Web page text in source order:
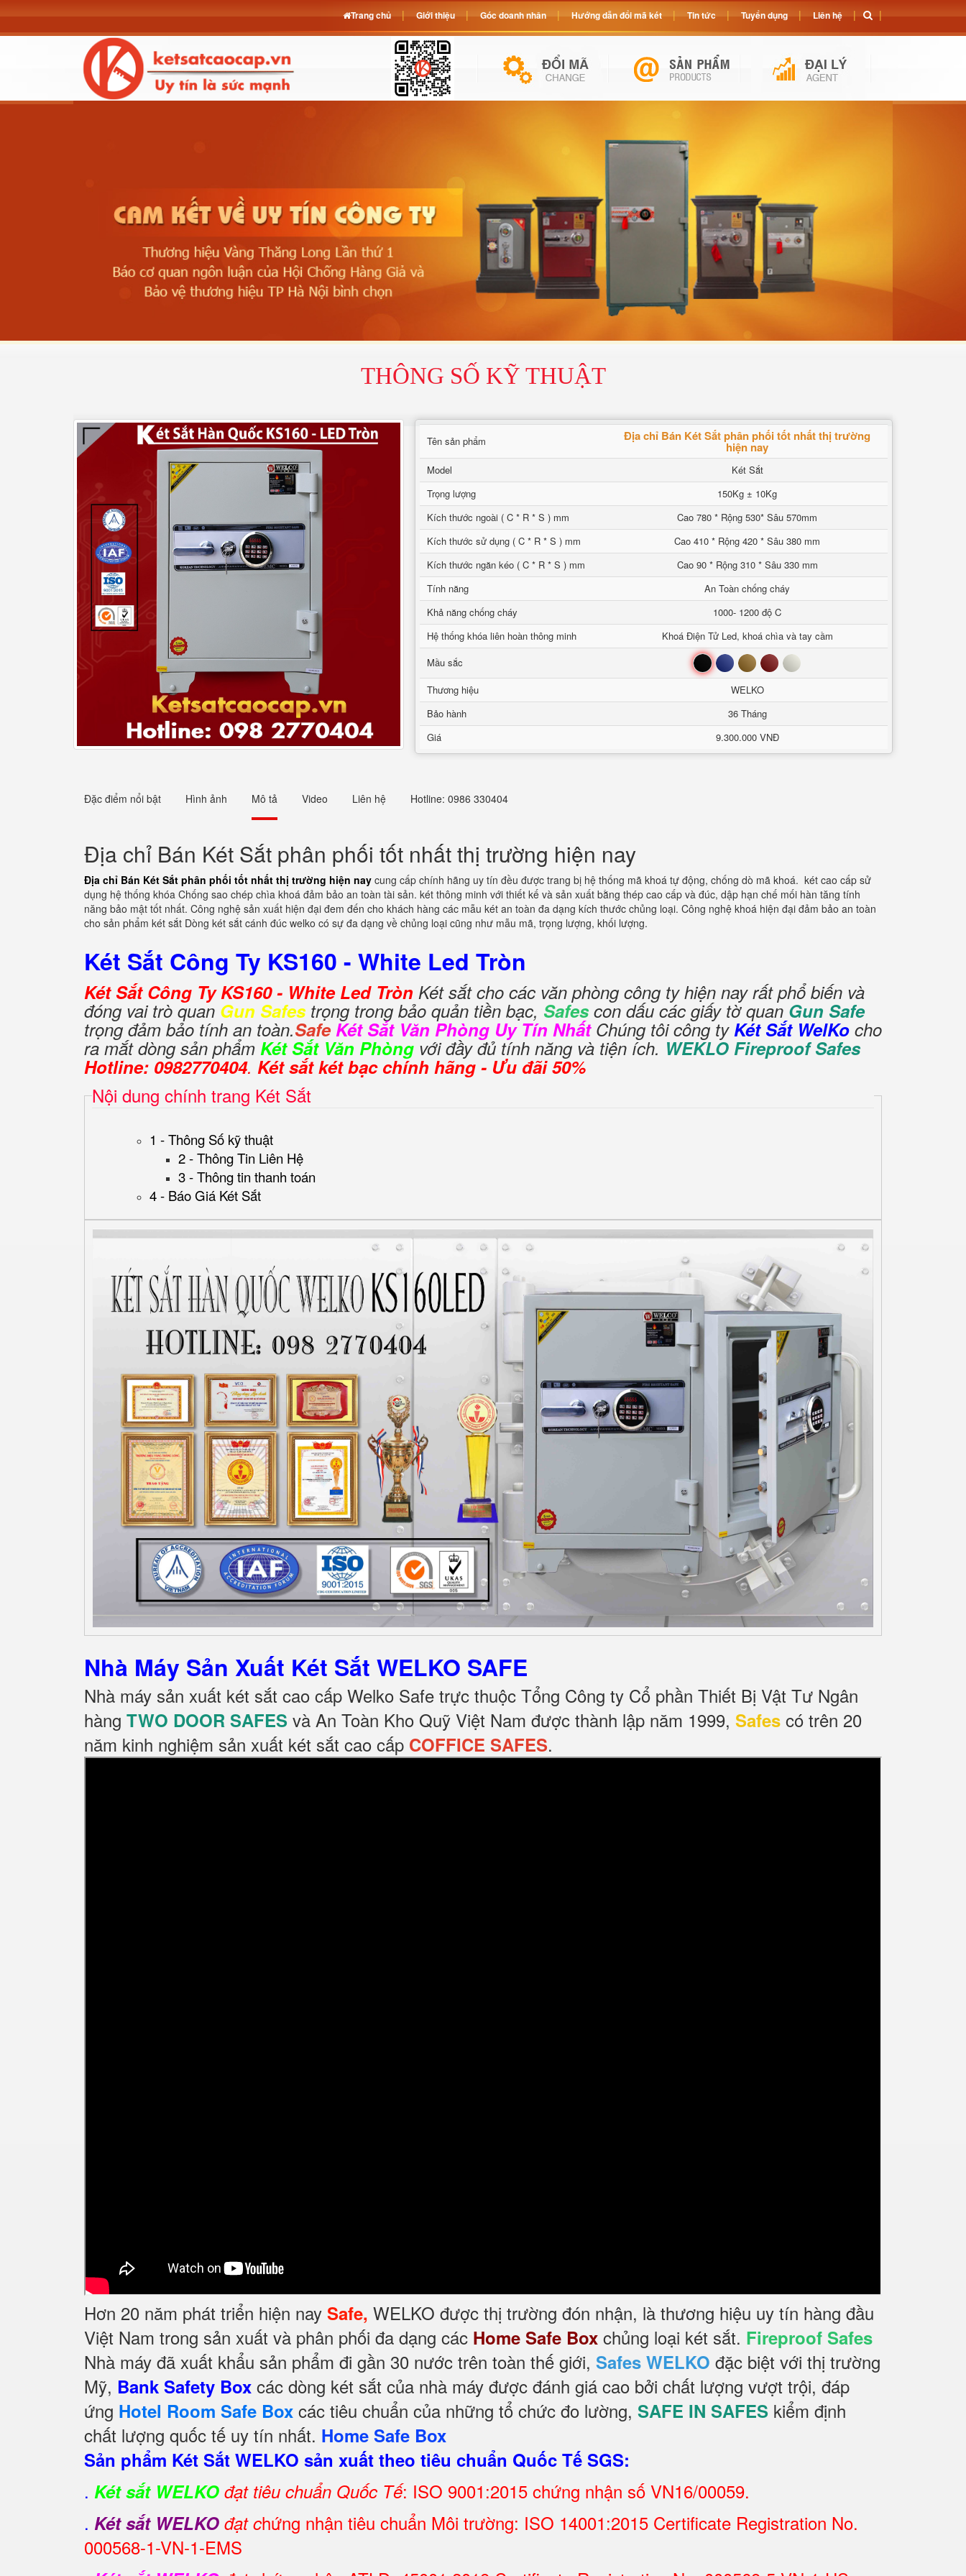
THÔNG SỐ KỸ THUẬT
Tên sản phẩm Địa chỉ Bán Két Sắt phân phối tốt nhất thị trường
hiện nay
Model
Két Sắt
Trọng lượng
150Kg ± 10Kg
Kích thước ngoài ( C * R * S ) mm
Cao 780 * Rộng 530* Sâu 570mm
Kích thước sử dụng ( C * R * S ) mm
Cao 410 * Rộng 420 * Sâu 380 mm
Kích thước ngăn kéo ( C * R * S ) mm
Cao 90 * Rộng 310 * Sâu 330 mm
Tính năng
An Toàn chống cháy
Khả năng chống cháy
1000- 1200 độ C
Hệ thống khóa liên hoàn thông minh
Khoá Điện Tử Led, khoá chìa và tay cầm
Mầu sắc
Đen Xanh Nâu Đỏ Trắng
Thương hiệu
WELKO
Bảo hành
36 Tháng
Giá
9.300.000 VNĐ
Đặc điểm nổi bật Hình ảnh Mô tả Video Liên hệ Hotline: 0986 330404
Địa chỉ Bán Két Sắt phân phối tốt nhất thị trường hiện nay
Địa chỉ Bán Két Sắt phân phối tốt nhất thị trường hiện nay cung cấp chính hãng uy tín đều được trang bị hệ thống mã khoá tự động, chống dò mã khoá. két cao cấp sử
dụng hệ thống khóa Chống sao chép chìa khoá đảm bảo an toàn tài sản. két thông minh với thiết kế và sản xuất bằng thép cao cấp và đúc, dập hạn chế mối hàn tăng tính
năng bảo mật tốt nhất. Công nghệ sản xuất hiện đại đem đến cho khách hàng các mẫu két an toàn đa dạng kích thước chủng loại. Công nghệ khoá hiện đại đảm bảo an toàn
cho sản phẩm két sắt Dòng két sắt cánh đúc welko có sự đa dạng về chủng loại cũng như mẫu mã, trọng lượng, khối lượng.
Két Sắt Công Ty KS160 - White Led Tròn
Két Sắt Công Ty KS160 - White Led Tròn Két sắt cho các văn phòng công ty hiện nay rất phổ biến và
đóng vai trò quan Gun Safestrọng trong bảo quản tiền bạc, Safescon dấu các giấy tờ quan Gun Safe
trọng đảm bảo tính an toàn.Safe Két Sắt Văn Phòng Uy Tín NhấtChúng tôi công ty Két Sắt WelKo cho
ra mắt dòng sản phẩm Két Sắt Văn Phòng với đầy đủ tính năng và tiện ích. WEKLO Fireproof Safes
Hotline: 0982770404. Két sắt két bạc chính hãng - Ưu đãi 50%
Nội dung chính trang Két Sắt
1 - Thông Số kỹ thuật
2 - Thông Tin Liên Hệ
3 - Thông tin thanh toán
4 - Báo Giá Két Sắt
Nhà Máy Sản Xuất Két Sắt WELKO SAFE
Nhà máy sản xuất két sắt cao cấp Welko Safe trực thuộc Tổng Công ty Cổ phần Thiết Bị Vật Tư Ngân
hàng TWO DOOR SAFES và An Toàn Kho Quỹ Việt Nam được thành lập năm 1999, Safes có trên 20
năm kinh nghiệm sản xuất két sắt cao cấp COFFICE SAFES.
Hơn 20 năm phát triển hiện nay Safe, WELKO được thị trường đón nhận, là thương hiệu uy tín hàng đầu
Việt Nam trong sản xuất và phân phối đa dạng các Home Safe Box chủng loại két sắt. Fireproof Safes
Nhà máy đã xuất khẩu sản phẩm đi gần 30 nước trên toàn thế giới, Safes WELKO đặc biệt với thị trường
Mỹ, Bank Safety Box các dòng két sắt của nhà máy được đánh giá cao bởi chất lượng vượt trội, đáp
ứng Hotel Room Safe Box các tiêu chuẩn của những tổ chức đo lường, SAFE IN SAFES kiểm định
chất lượng quốc tế uy tín nhất. Home Safe Box
Sản phẩm Két Sắt WELKO sản xuất theo tiêu chuẩn Quốc Tế SGS:
. Két sắt WELKO đạt tiêu chuẩn Quốc Tế: ISO 9001:2015 chứng nhận số VN16/00059.
. Két sắt WELKO đạt chứng nhận tiêu chuẩn Môi trường: ISO 14001:2015 Certificate Registration No.
000568-1-VN-1-EMS
Trang chủ Giới thiệu Góc doanh nhân Hướng dẫn đổi mã két Tin tức Tuyển dụng Liên hệ